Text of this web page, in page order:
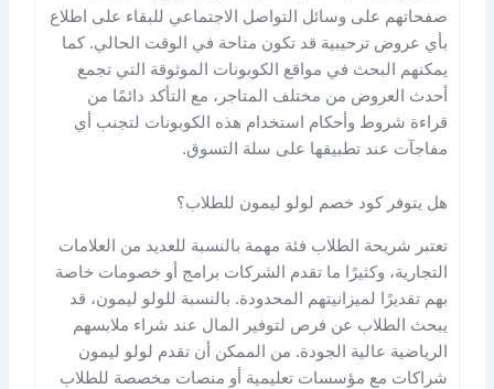
صفحاتهم على وسائل التواصل الاجتماعي للبقاء على اطلاع
بأي عروض ترحيبية قد تكون متاحة في الوقت الحالي. كما
يمكنهم البحث في مواقع الكوبونات الموثوقة التي تجمع
أحدث العروض من مختلف المتاجر، مع التأكد دائمًا من
قراءة شروط وأحكام استخدام هذه الكوبونات لتجنب أي
مفاجآت عند تطبيقها على سلة التسوق.
هل يتوفر كود خصم لولو ليمون للطلاب؟
تعتبر شريحة الطلاب فئة مهمة بالنسبة للعديد من العلامات
التجارية، وكثيرًا ما تقدم الشركات برامج أو خصومات خاصة
بهم تقديرًا لميزانيتهم المحدودة. بالنسبة للولو ليمون، قد
يبحث الطلاب عن فرص لتوفير المال عند شراء ملابسهم
الرياضية عالية الجودة. من الممكن أن تقدم لولو ليمون
شراكات مع مؤسسات تعليمية أو منصات مخصصة للطلاب